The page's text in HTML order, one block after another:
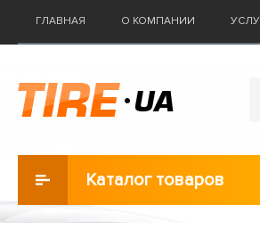
ГЛАВНАЯ О КОМПАНИИ
Каталог товаров